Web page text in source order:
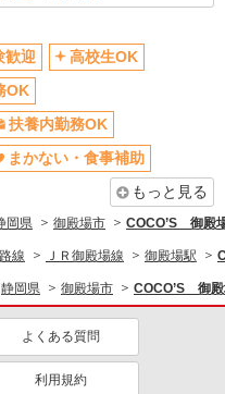
歓迎
高校生OK
OK
扶養内勤務OK
まかない・食事補助
もっと見る
岡県 御殿場市 COCO’S 御殿
線 ＪＲ御殿場線 御殿場駅
静岡県 御殿場市 COCO’S 御殿
よくある質問
利用規約